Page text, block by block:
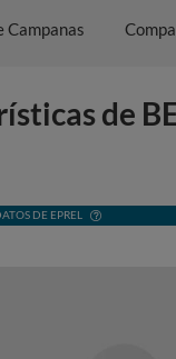
Campanas
de
DE EPREL